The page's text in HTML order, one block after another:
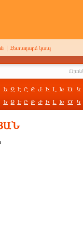
Հետադարձ կապ
Ե Զ Է Ը Թ Ժ Ի Լ Խ Ծ Կ
Ե Զ Է Ը Թ Ժ Ի Լ Խ Ծ Կ